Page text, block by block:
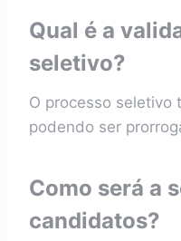
Qual é a
seletivo?
O processo seletivo
podendo ser
Como será a
candidatos?